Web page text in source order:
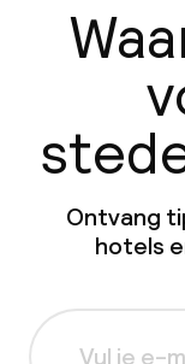
Ontvang
hotels